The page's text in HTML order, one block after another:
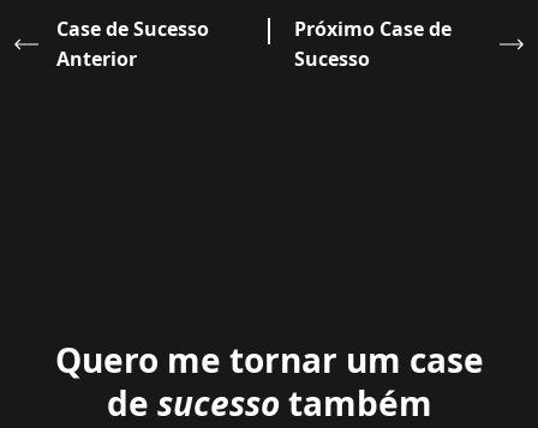
Case de Sucesso
Anterior
Próximo Case de
Sucesso
Quero me tornar um case
de sucessotambém